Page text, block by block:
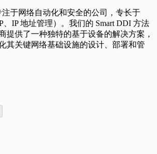
注于网络自动化和安全的公司，专长于
IP 地址管理）。我们的 Smart DDI 方法
提供了一种独特的基于设备的解决方案，
其关键网络基础设施的设计、部署和管